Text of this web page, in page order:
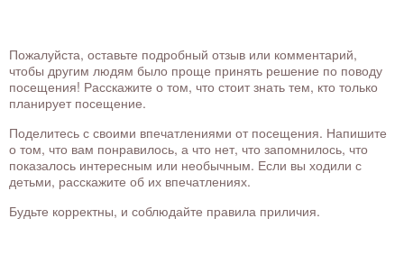
Пожалуйста, оставьте подробный отзыв или комментарий,
чтобы другим людям было проще принять решение по поводу
посещения! Расскажите о том, что стоит знать тем, кто только
планирует посещение.
Поделитесь с своими впечатлениями от посещения. Напишите
о том, что вам понравилось, а что нет, что запомнилось, что
показалось интересным или необычным. Если вы ходили с
детьми, расскажите об их впечатлениях.
Будьте корректны, и соблюдайте правила приличия.